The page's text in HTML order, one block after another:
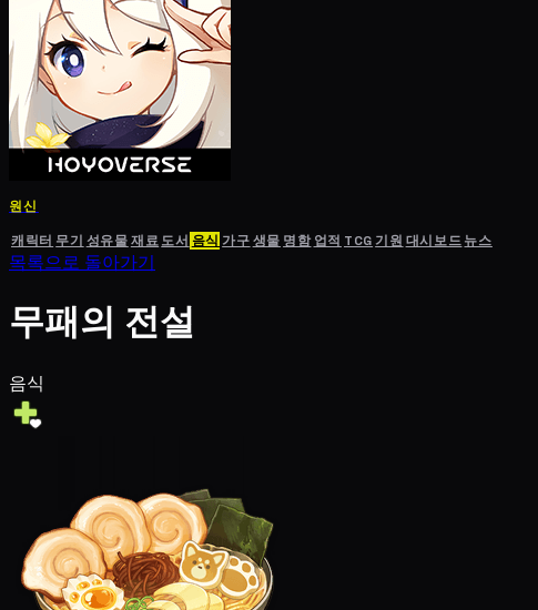
원신
캐릭터 무기 성유물재료도서 음식 가구생물 명함 업적 TCG기원 대시보드뉴스
목록으로 돌아가기
무패의 전설
음식